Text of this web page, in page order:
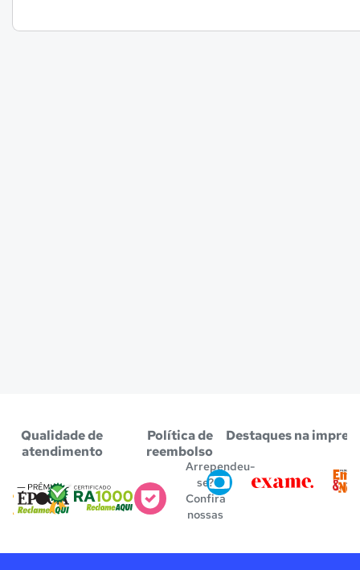
Qualidade de
atendimento
Política de
reembolso
Arrependeu-
se?
Confira
nossas
Destaques na